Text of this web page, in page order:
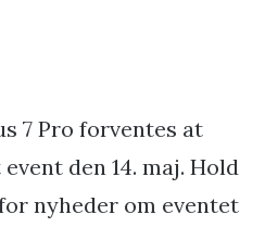
7 Pro forventes at
den 14. maj. Hold
nyheder om eventet